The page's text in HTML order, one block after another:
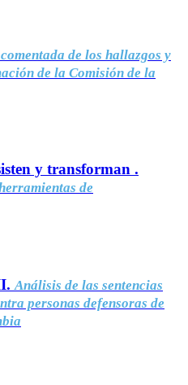
de los hallazgos y
de la Comisión de la
y transforman .
de
Análisis de las sentencias
personas defensoras de